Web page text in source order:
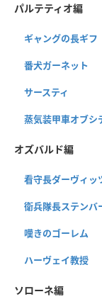
パルテティオ編
ギャングの長ギフ
番犬ガーネット
サースティ
蒸気装甲車オブシ
オズバルド編
看守長ダーヴィッ
衛兵隊長ステンバ
嘆きのゴーレム
ハーヴェイ教授
ソローネ編